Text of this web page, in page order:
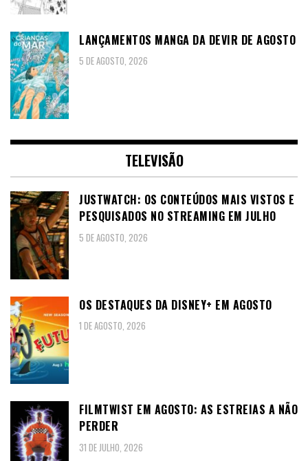
LANÇAMENTOS MANGA DA DEVIR DE AGOSTO
5 DE AGOSTO, 2026
TELEVISÃO
JUSTWATCH: OS CONTEÚDOS MAIS VISTOS E
PESQUISADOS NO STREAMING EM JULHO
5 DE AGOSTO, 2026
OS DESTAQUES DA DISNEY+ EM AGOSTO
1 DE AGOSTO, 2026
FILMTWIST EM AGOSTO: AS ESTREIAS A NÃO
PERDER
31 DE JULHO, 2026